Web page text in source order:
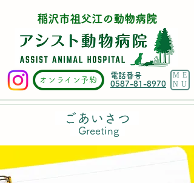
稲沢市祖父江の動物病院
ME
NU
オンライン予約
電話番号
0587-81-8970
ごあいさつ
Greeting